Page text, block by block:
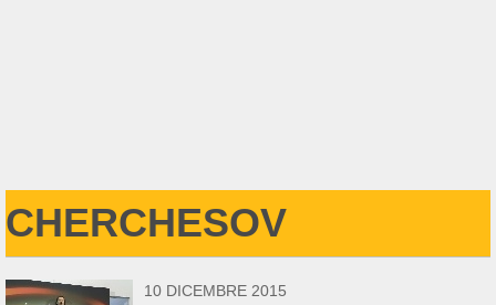
CHERCHESOV
10 DICEMBRE 2015